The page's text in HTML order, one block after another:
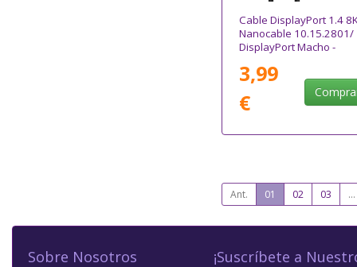
Cable DisplayPort 1.4
Nanocable 10.15.2801/
DisplayPort Macho -
Certificado/ Negro
3,99
€
Ant. 01 02 03 ...
Sobre Nosotros ¡Suscríbete a